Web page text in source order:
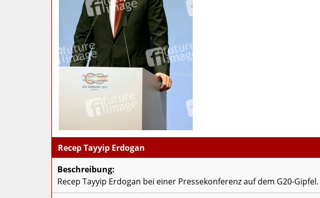
Recep Tayyip Erdogan
Beschreibung:
Recep Tayyip Erdogan bei einer Pressekonferenz auf dem G20-